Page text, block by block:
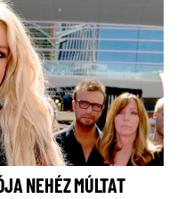
NEHÉZ MÚLTAT